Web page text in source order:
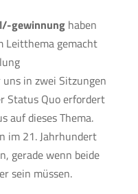
gewinnunghaben
Leitthema gemacht
in zwei Sitzungen
Status Quo erfordert
auf dieses Thema.
im 21. Jahrhundert
gerade wenn beide
sein müssen.